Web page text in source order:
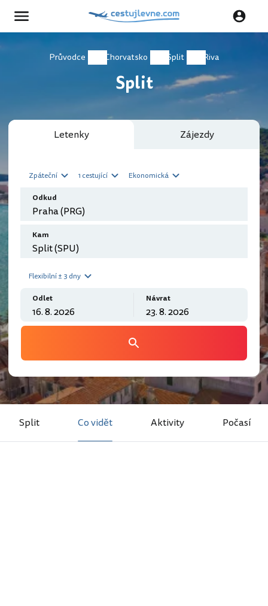
Průvodce Chorvatsko Split Riva
Split
Letenky Zájezdy
Zpáteční 1 cestující Ekonomická
Odkud
Kam
Flexibilní ± 3 dny
Odlet Návrat
Split Co vidět Aktivity Počasí